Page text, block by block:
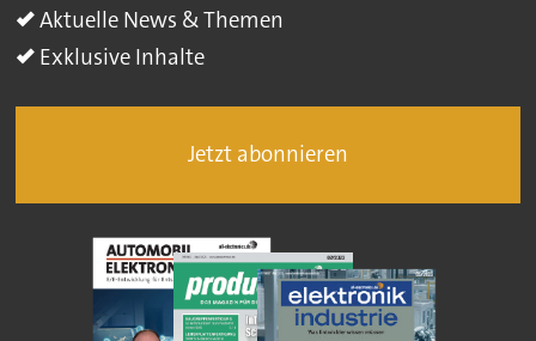
Aktuelle News & Themen
Exklusive Inhalte
Jetzt abonnieren